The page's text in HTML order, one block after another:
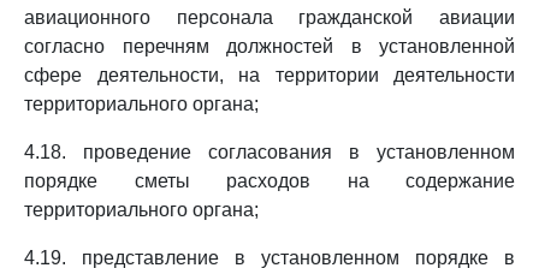
авиационного персонала гражданской авиации
согласно перечням должностей в установленной
сфере деятельности, на территории деятельности
территориального органа;
4.18. проведение согласования в установленном
порядке сметы расходов на содержание
территориального органа;
4.19. представление в установленном порядке в